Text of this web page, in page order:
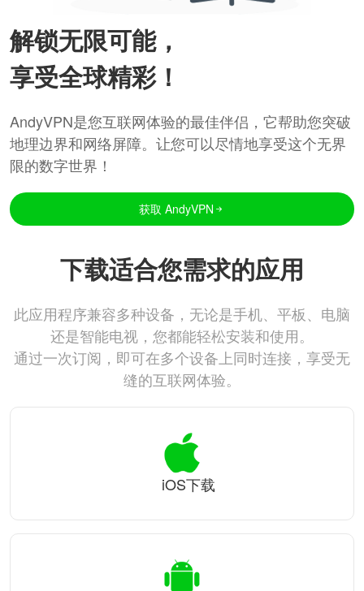
解锁无限可能，
享受全球精彩！
AndyVPN是您互联网体验的最佳伴侣，它帮助您突破
地理边界和网络屏障。让您可以尽情地享受这个无界
限的数字世界！
获取 AndyVPN
下载适合您需求的应用
此应用程序兼容多种设备，无论是手机、平板、电脑
还是智能电视，您都能轻松安装和使用。
通过一次订阅，即可在多个设备上同时连接，享受无
缝的互联网体验。
iOS下载